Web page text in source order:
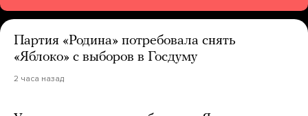
Партия «Родина» потребовала снять
«Яблоко» с выборов в Госдуму
2 часа назад